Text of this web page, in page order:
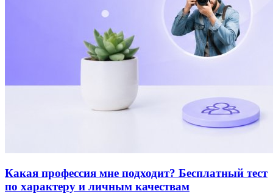
Какая профессия мне подходит? Бесплатный тест
по характеру и личным качествам